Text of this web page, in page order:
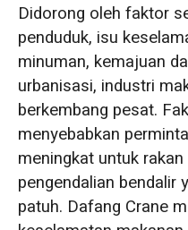
Didorong oleh faktor
penduduk, isu
minuman, kemajuan
urbanisasi, industri
berkembang pesat.
menyebabkan
meningkat untuk
pengendalian bendalir
patuh. Dafang Crane